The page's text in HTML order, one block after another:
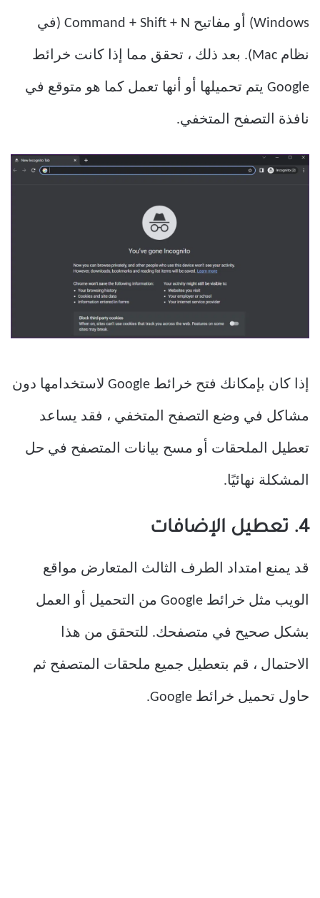
Windows) أو مفاتيح Command + Shift + N (في
نظام Mac). بعد ذلك ، تحقق مما إذا كانت خرائط
Google يتم تحميلها أو أنها تعمل كما هو متوقع في
نافذة التصفح المتخفي.
إذا كان بإمكانك فتح خرائط Google لاستخدامها دون
مشاكل في وضع التصفح المتخفي ، فقد يساعد
تعطيل الملحقات أو مسح بيانات المتصفح في حل
المشكلة نهائيًا.
4. تعطيل الإضافات
قد يمنع امتداد الطرف الثالث المتعارض مواقع
الويب مثل خرائط Google من التحميل أو العمل
بشكل صحيح في متصفحك. للتحقق من هذا
الاحتمال ، قم بتعطيل جميع ملحقات المتصفح ثم
حاول تحميل خرائط Google.